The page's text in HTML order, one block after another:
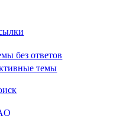
без ответов
темы